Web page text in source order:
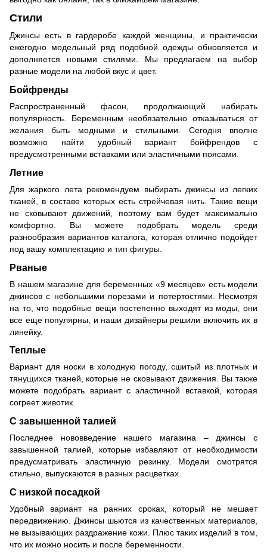
Стили
Джинсы есть в гардеробе каждой женщины, и практически
ежегодно модельный ряд подобной одежды обновляется и
дополняется новыми стилями. Мы предлагаем на выбор
разные модели на любой вкус и цвет.
Бойфренды
Распространенный фасон, продолжающий набирать
популярность. Беременным необязательно отказываться от
желания быть модными и стильными. Сегодня вполне
возможно найти удобный вариант бойфрендов с
предусмотренными вставками или эластичными поясами.
Летние
Для жаркого лета рекомендуем выбирать джинсы из легких
тканей, в составе которых есть стрейчевая нить. Такие вещи
не сковывают движений, поэтому вам будет максимально
комфортно. Вы можете подобрать модель среди
разнообразия вариантов каталога, которая отлично подойдет
под вашу комплектацию и тип фигуры.
Рваные
В нашем магазине для беременных «9 месяцев» есть модели
джинсов с небольшими порезами и потертостями. Несмотря
на то, что подобные вещи постепенно выходят из моды, они
все еще популярны, и наши дизайнеры решили включить их в
линейку.
Теплые
Вариант для носки в холодную погоду, сшитый из плотных и
тянущихся тканей, которые не сковывают движения. Вы также
можете подобрать вариант с эластичной вставкой, которая
согреет животик.
С завышенной талией
Последнее нововведение нашего магазина – джинсы с
завышенной талией, которые избавляют от необходимости
предусматривать эластичную резинку. Модели смотрятся
стильно, выпускаются в разных расцветках.
С низкой посадкой
Удобный вариант на ранних сроках, который не мешает
передвижению. Джинсы шьются из качественных материалов,
не вызывающих раздражение кожи. Плюс таких изделий в том,
что их можно носить и после беременности.